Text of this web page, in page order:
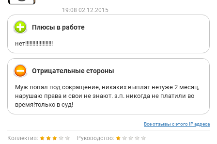
19:08 02.12.2015
Плюсы в работе
нет!!!!!!!!!!!!!!!!!!!
Отрицательные стороны
Муж попал под сокращение, никаких выплат нетуже 2 месяц,
нарушаю права и свои не знают. з.п. никогда не платили во
время!только в суд!
Все отзывы с этого IP адреса
Коллектив:
Руководство: